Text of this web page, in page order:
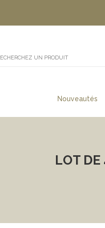
Nouveautés
LOT DE